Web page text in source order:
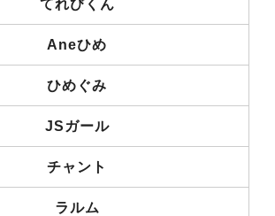
てれびくん
Aneひめ
ひめぐみ
JSガール
チャント
ラルム